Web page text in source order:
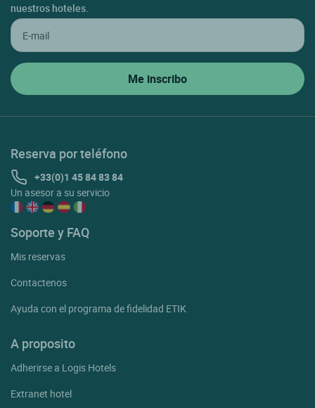
nuestros hoteles.
Reserva por teléfono
+33(0)1 45 84 83 84
Un asesor a su servicio
Soporte y FAQ
Mis reservas
Contactenos
Ayuda con el programa de fidelidad ETIK
A proposito
Adherirse a Logis Hotels
Extranet hotel